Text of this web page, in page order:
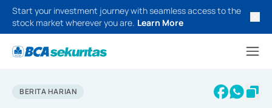
Start your investment journey with seamless access to the
stock market wherever you are. Learn More
BERITA HARIAN